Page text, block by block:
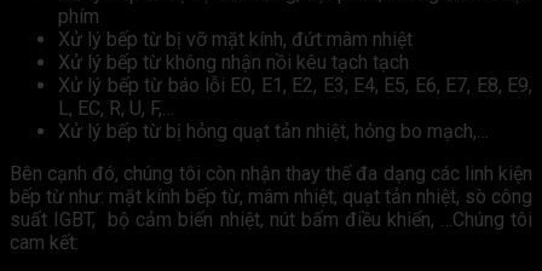
phím
Xử lý bếp từ bị vỡ mặt kính, đứt mâm nhiệt
Xử lý bếp từ không nhận nồi kêu tạch tạch
Xử lý bếp từ báo lỗi E0, E1, E2, E3, E4, E5, E6, E7, E8, E9,
L, EC, R, U, F,…
Xử lý bếp từ bị hỏng quạt tản nhiệt, hỏng bo mạch,…
Bên cạnh đó, chúng tôi còn nhận thay thế đa dạng các linh kiện
bếp từ như: mặt kính bếp từ, mâm nhiệt, quạt tản nhiệt, sò công
suất IGBT, bộ cảm biến nhiệt, nút bấm điều khiển, …Chúng tôi
cam kết: